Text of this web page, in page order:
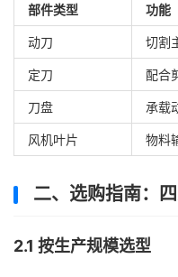
部件类型 功能
动刀 切割
定刀 配合
刀盘 承载
风机叶片 物料
二、选购指南：
2.1 按生产规模选型